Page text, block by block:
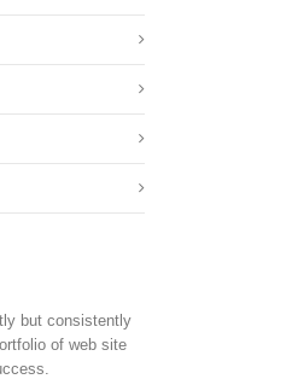
but consistently
of web site